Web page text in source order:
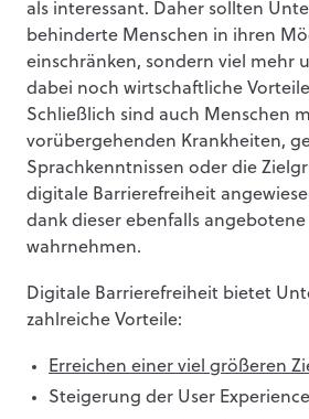
als interessant. Daher sollten
behinderte Menschen in ihren
einschränken, sondern viel mehr
dabei noch wirtschaftliche
Schließlich sind auch Menschen
vorübergehenden Krankheiten,
Sprachkenntnissen oder die
digitale Barrierefreiheit
dank dieser ebenfalls
wahrnehmen.
Digitale Barrierefreiheit bietet
zahlreiche Vorteile:
Erreichen einer viel größeren
Steigerung der User Experience